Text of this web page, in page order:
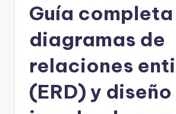
Guía
diagramas de
relaciones
(ERD) y diseño